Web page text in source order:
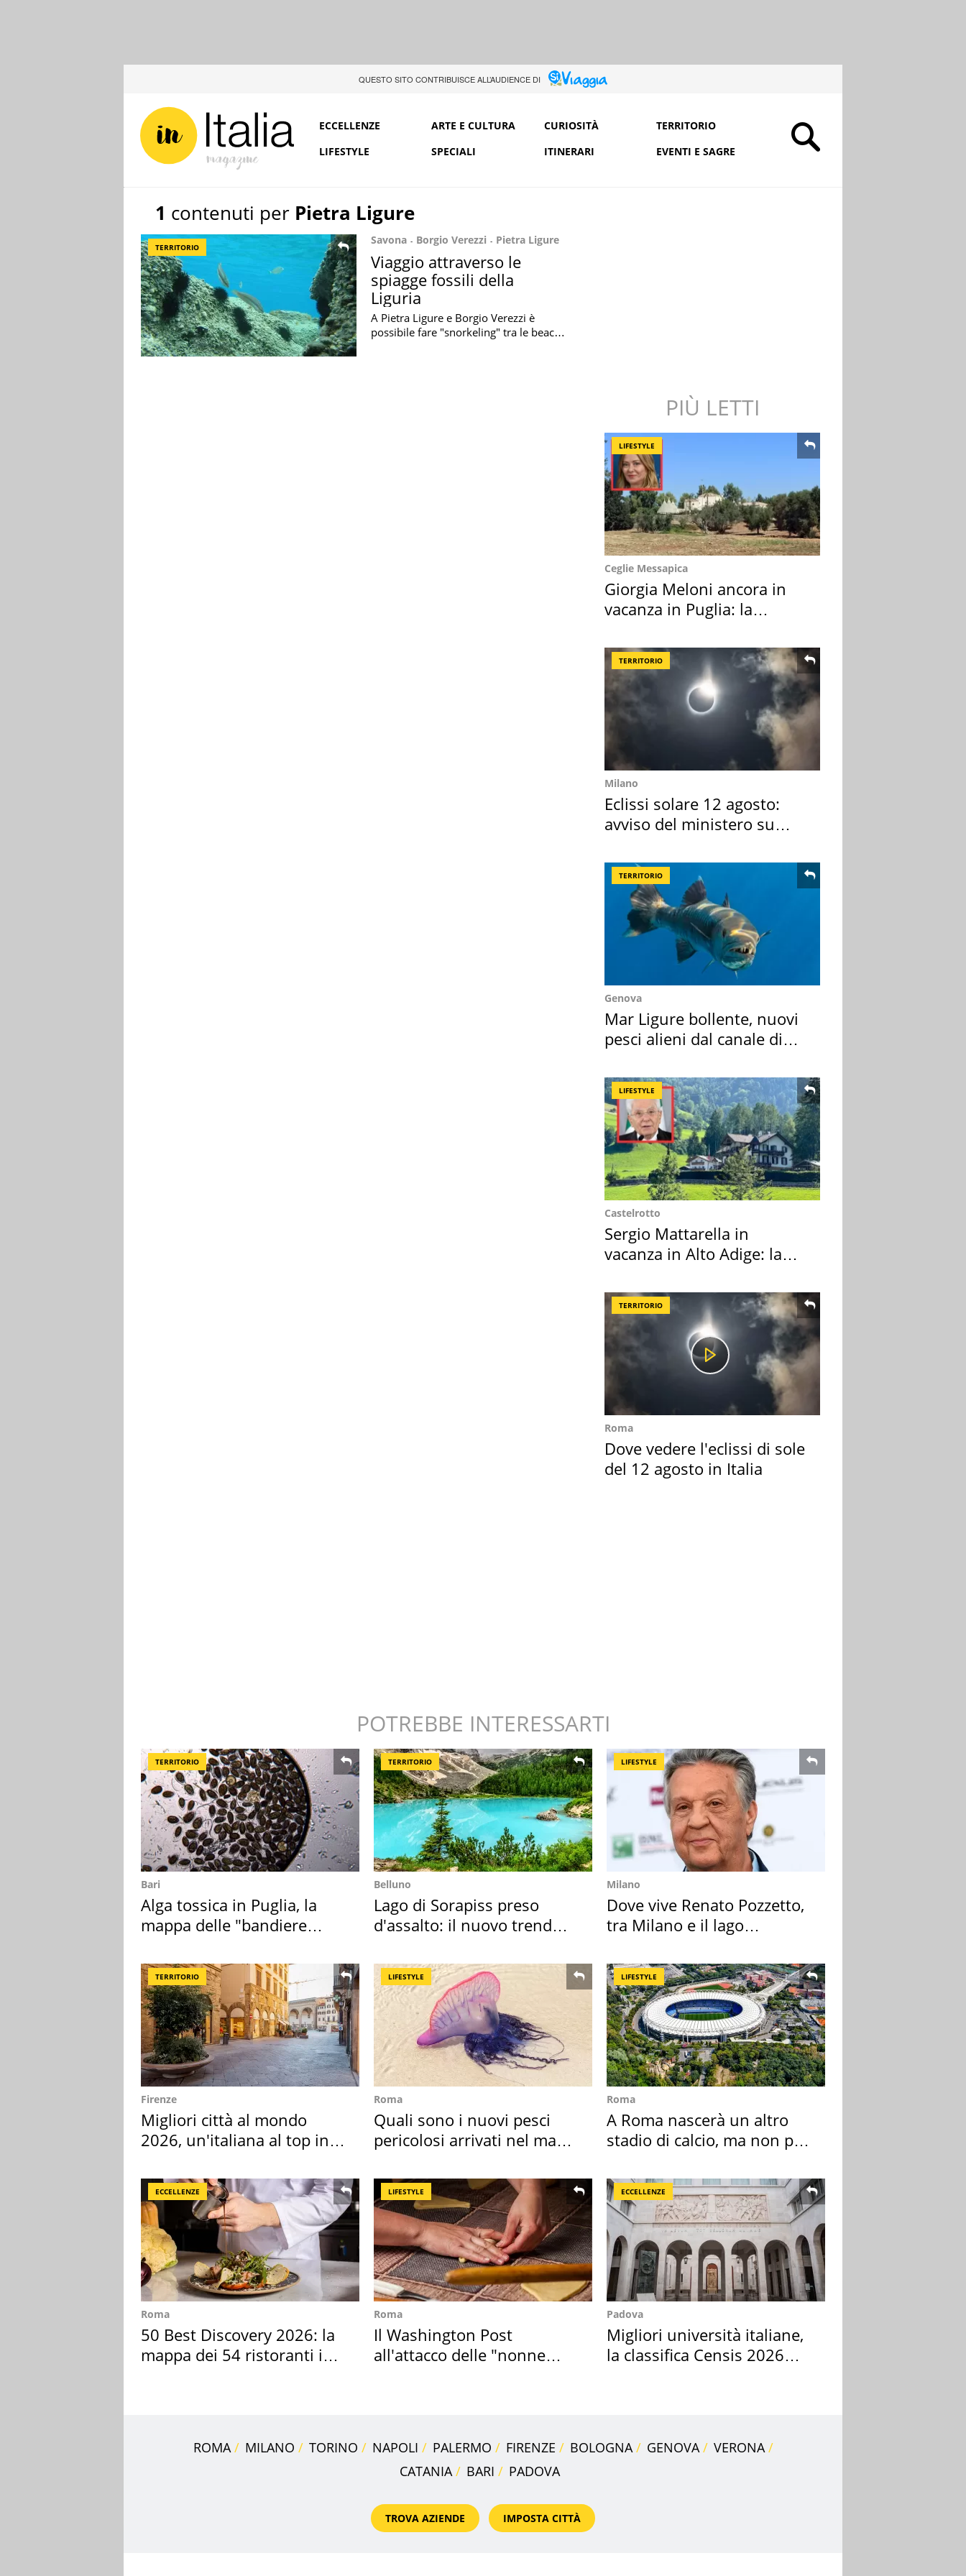
QUESTO SITO CONTRIBUISCE ALL’AUDIENCE DI
ECCELLENZE ARTE E CULTURA CURIOSITÀ
TERRITORIO
LIFESTYLE
SPECIALI ITINERARI EVENTI E SAGRE
1 contenuti per Pietra Ligure
TERRITORIO
Savona Borgio Verezzi Pietra Ligure
Viaggio attraverso le
spiagge fossili della
Liguria
A Pietra Ligure e Borgio Verezzi è
possibile fare "snorkeling" tra le beach
PIÙ LETTI
LIFESTYLE
Ceglie Messapica
Giorgia Meloni ancora in
vacanza in Puglia: la
TERRITORIO
Milano
Eclissi solare 12 agosto:
avviso del ministero su
TERRITORIO
Genova
Mar Ligure bollente, nuovi
pesci alieni dal canale di
LIFESTYLE
Castelrotto
Sergio Mattarella in
vacanza in Alto Adige: la
TERRITORIO
Roma
Dove vedere l'eclissi di sole
del 12 agosto in Italia
POTREBBE INTERESSARTI
TERRITORIO
Bari
Alga tossica in Puglia, la
mappa delle "bandiere
TERRITORIO
Belluno
Lago di Sorapiss preso
d'assalto: il nuovo trend
LIFESTYLE
Milano
Dove vive Renato Pozzetto,
tra Milano e il lago
TERRITORIO
Firenze
Migliori città al mondo
2026, un'italiana al top in
LIFESTYLE
Roma
Quali sono i nuovi pesci
pericolosi arrivati nel mar
LIFESTYLE
Roma
A Roma nascerà un altro
stadio di calcio, ma non per
ECCELLENZE
Roma
50 Best Discovery 2026: la
mappa dei 54 ristoranti in
LIFESTYLE
Roma
Il Washington Post
all'attacco delle "nonne
ECCELLENZE
Padova
Migliori università italiane,
la classifica Censis 2026
ROMA MILANO TORINO NAPOLI PALERMO FIRENZE BOLOGNA GENOVA
VERONA
CATANIA
BARI PADOVA
TROVA AZIENDE IMPOSTA CITTÀ